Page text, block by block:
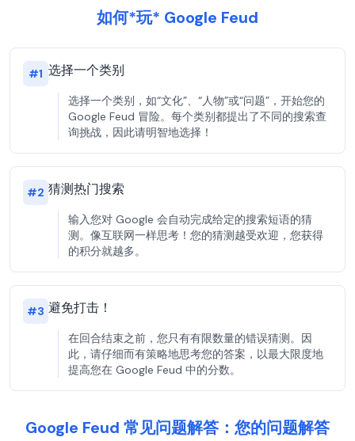
如何*玩* Google Feud
#1 选择一个类别
选择一个类别，如“文化”、“人物”或“问题”，开始您的
Google Feud 冒险。每个类别都提出了不同的搜索查
询挑战，因此请明智地选择！
#2 猜测热门搜索
输入您对 Google 会自动完成给定的搜索短语的猜
测。像互联网一样思考！您的猜测越受欢迎，您获得
的积分就越多。
#3 避免打击！
在回合结束之前，您只有有限数量的错误猜测。因
此，请仔细而有策略地思考您的答案，以最大限度地
提高您在 Google Feud 中的分数。
Google Feud 常见问题解答：您的问题解答